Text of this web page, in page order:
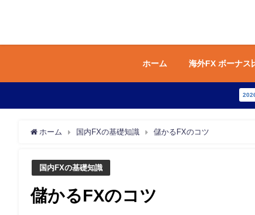
ホーム 海外FX ボーナス
ホーム 国内FXの基礎知識 儲かるFXのコツ
国内FXの基礎知識
儲かるFXのコツ